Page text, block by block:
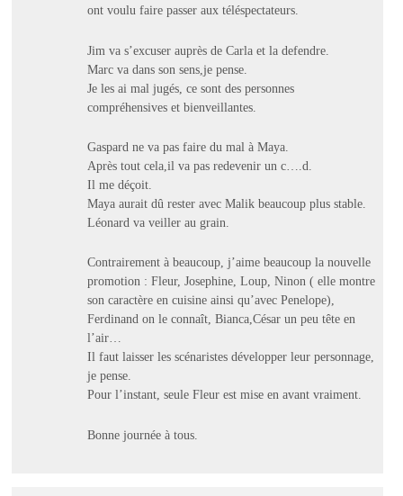
ont voulu faire passer aux téléspectateurs.
Jim va s’excuser auprès de Carla et la defendre.
Marc va dans son sens,je pense.
Je les ai mal jugés, ce sont des personnes
compréhensives et bienveillantes.
Gaspard ne va pas faire du mal à Maya.
Après tout cela,il va pas redevenir un c….d.
Il me déçoit.
Maya aurait dû rester avec Malik beaucoup plus stable.
Léonard va veiller au grain.
Contrairement à beaucoup, j’aime beaucoup la nouvelle
promotion : Fleur, Josephine, Loup, Ninon ( elle montre
son caractère en cuisine ainsi qu’avec Penelope),
Ferdinand on le connaît, Bianca,César un peu tête en
l’air…
Il faut laisser les scénaristes développer leur personnage,
je pense.
Pour l’instant, seule Fleur est mise en avant vraiment.
Bonne journée à tous.